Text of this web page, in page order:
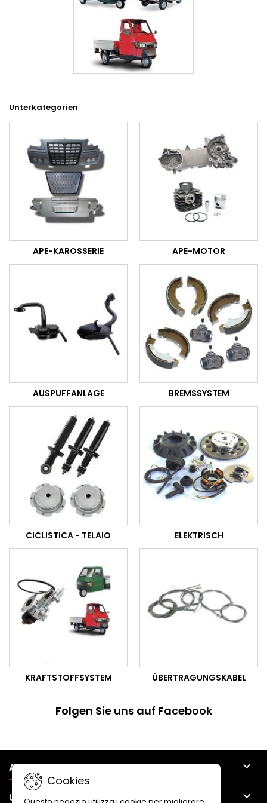
Unterkategorien
APE-KAROSSERIE APE-MOTOR
AUSPUFFANLAGE BREMSSYSTEM
CICLISTICA - TELAIO ELEKTRISCH
KRAFTSTOFFSYSTEM ÜBERTRAGUNGSKABEL
Folgen Sie uns auf Facebook
ARTIKEL 
UNTERNEHMEN 
Cookies